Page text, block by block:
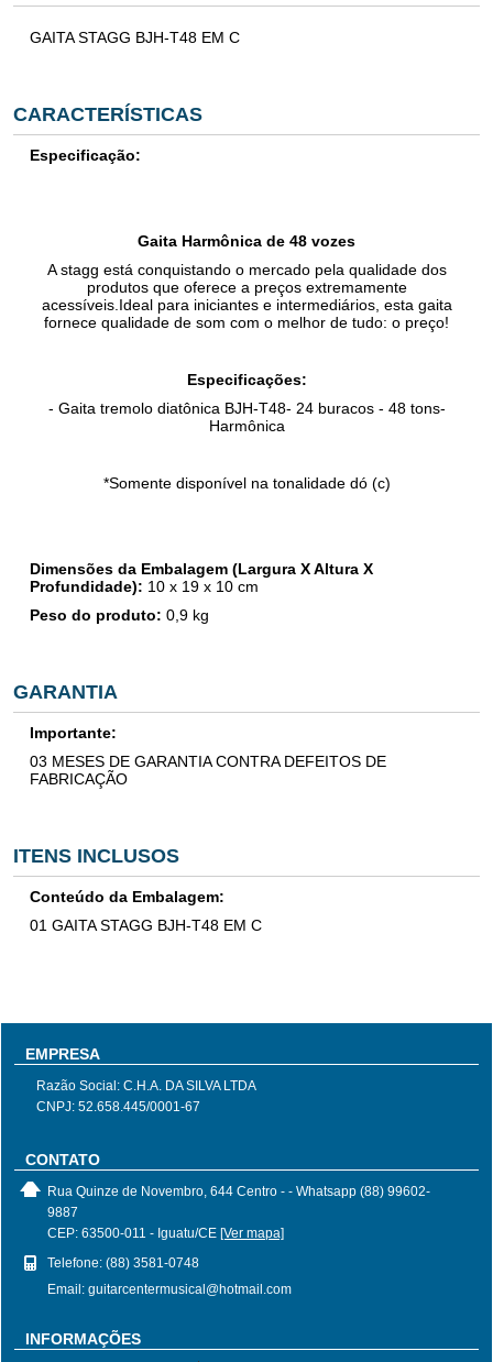
GAITA STAGG BJH-T48 EM C
CARACTERÍSTICAS
Especificação:
Gaita Harmônica de 48 vozes
A stagg está conquistando o mercado pela qualidade dos
produtos que oferece a preços extremamente
acessíveis.Ideal para iniciantes e intermediários, esta gaita
fornece qualidade de som com o melhor de tudo: o preço!
Especificações:
- Gaita tremolo diatônica BJH-T48- 24 buracos - 48 tons-
Harmônica
*Somente disponível na tonalidade dó (c)
Dimensões da Embalagem (Largura X Altura X
Profundidade): 10 x 19 x 10 cm
Peso do produto: 0,9 kg
GARANTIA
Importante:
03 MESES DE GARANTIA CONTRA DEFEITOS DE
FABRICAÇÃO
ITENS INCLUSOS
Conteúdo da Embalagem:
01 GAITA STAGG BJH-T48 EM C
EMPRESA
Razão Social: C.H.A. DA SILVA LTDA
CNPJ: 52.658.445/0001-67
CONTATO
Rua Quinze de Novembro, 644 Centro - - Whatsapp (88) 99602-
9887
CEP: 63500-011 - Iguatu/CE [Ver mapa]
Telefone: (88) 3581-0748
Email: guitarcentermusical@hotmail.com
INFORMAÇÕES